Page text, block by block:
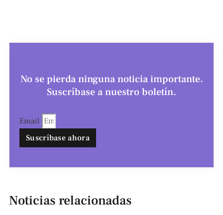
No se pierda ninguna noticia importante.
Suscríbase a nuestro boletín.
Email
Suscríbase ahora
Noticias relacionadas